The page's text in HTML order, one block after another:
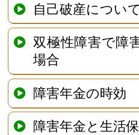
自己破産につい
双極性障害で障
場合
障害年金の時効
障害年金と生活